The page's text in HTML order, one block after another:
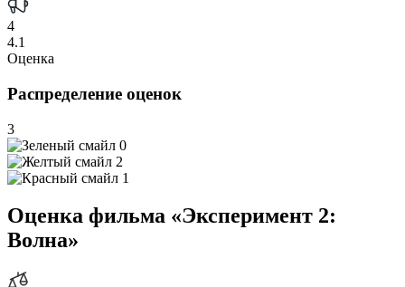
4
4.1
Оценка
Распределение оценок
3
0
2
1
Оценка фильма «Эксперимент 2:
Волна»